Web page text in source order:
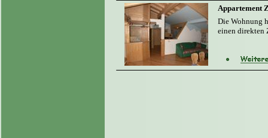
Die Wohnung
einen direkten
Appartement